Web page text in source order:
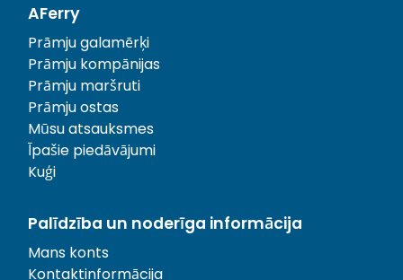
AFerry
Prāmju galamērķi
Prāmju kompānijas
Prāmju maršruti
Prāmju ostas
Mūsu atsauksmes
Īpašie piedāvājumi
Kuģi
Palīdzība un noderīga informācija
Mans konts
Kontaktinformācija